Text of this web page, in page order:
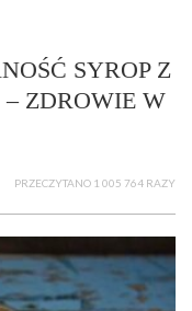
SYROP Z
ZDROWIE W
PRZECZYTANO 1 005 764 RAZY